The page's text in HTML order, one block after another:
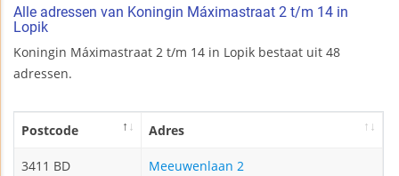
Alle adressen van Koningin Máximastraat 2 t/m 14 in
Lopik
Koningin Máximastraat 2 t/m 14 in Lopik bestaat uit 48
adressen.
Postcode Adres
3411 BD Meeuwenlaan 2